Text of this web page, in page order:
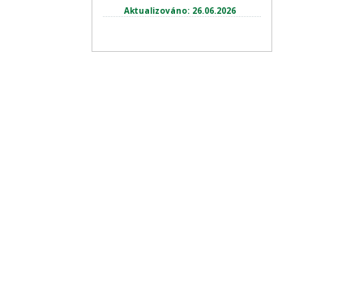
Aktualizováno: 26.06.2026